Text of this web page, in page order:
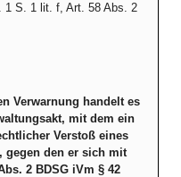
1 S. 1 lit. f, Art. 58 Abs. 2
Verwarnung handelt es
mit dem ein
Verstoß eines
gegen den er sich mit
2 BDSG iVm § 42